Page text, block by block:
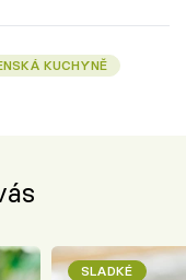
KUCHYNĚ
SLADKÉ